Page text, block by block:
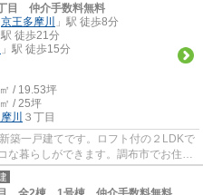
目 仲介手数料無料
京王多摩川
」駅 徒歩8分
駅 徒歩21分
」駅 徒歩15分
/ 19.53坪
/ 25坪
川 ３丁目
築一戸建てです。ロフト付の２LDKで
な暮らしができます。調布市でお住ま
ージーホ...